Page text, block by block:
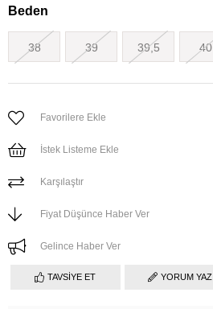
Beden
38 39 39,5 40
Favorilere Ekle
İstek Listeme Ekle
Karşılaştır
Fiyat Düşünce Haber Ver
Gelince Haber Ver
TAVSIYE ET YORUM YAZ